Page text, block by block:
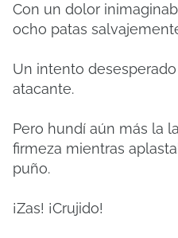
Con un dolor
ocho patas
Un intento
atacante.
Pero hundí aún más la
firmeza mientras
puño.
¡Zas! ¡Crujido!